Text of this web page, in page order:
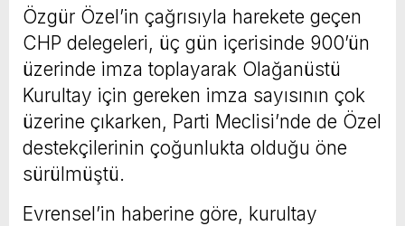
Özgür Özel’in çağrısıyla harekete geçen
CHP delegeleri, üç gün içerisinde 900’ün
üzerinde imza toplayarak Olağanüstü
Kurultay için gereken imza sayısının çok
üzerine çıkarken, Parti Meclisi’nde de Özel
destekçilerinin çoğunlukta olduğu öne
sürülmüştü.
Evrensel’in haberine göre, kurultay